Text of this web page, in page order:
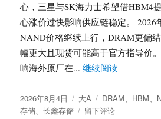
价
与
国
产
替
代
真
实
心，三星与SK海力士希望借HBM4
心涨价过快影响供应链稳定。 2026
NAND价格继续上行，DRAM更偏
幅更大且现货可能高于官方指导价
响海外原厂在...继续阅读“存储周期
发
布
2026年8月4日
分
类
大A
标
签
DRAM、 HBM、
存储、长鑫存储
于
留下评论